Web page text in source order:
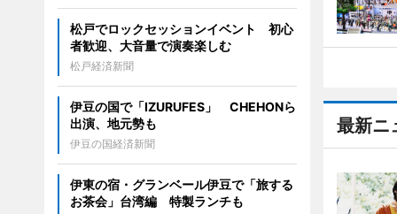
最新ニ
松戸でロックセッションイベント 初心
者歓迎、大音量で演奏楽しむ
松戸経済新聞
伊豆の国で「IZURUFES」 CHEHONら
出演、地元勢も
伊豆の国経済新聞
伊東の宿・グランベール伊豆で「旅する
お茶会」台湾編 特製ランチも